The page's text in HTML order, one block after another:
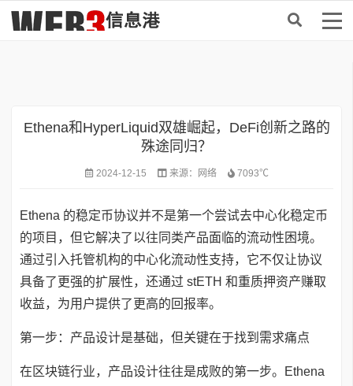
首页 > DeFi
Ethena和HyperLiquid双雄崛起，DeFi创新之路的
殊途同归？
2024-12-15 来源： 网络 7093℃
Ethena 的稳定币协议并不是第一个尝试去中心化稳定币
的项目，但它解决了以往同类产品面临的流动性困境。
通过引入托管机构的中心化流动性支持，它不仅让协议
具备了更强的扩展性，还通过 stETH 和重质押资产赚取
收益，为用户提供了更高的回报率。
第一步：产品设计是基础，但关键在于找到需求痛点
在区块链行业，产品设计往往是成败的第一步。Ethena